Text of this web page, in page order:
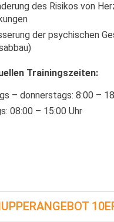
des Risikos von
der psychischen
Trainingszeiten:
– donnerstags: 8:00 –
08:00 – 15:00 Uhr